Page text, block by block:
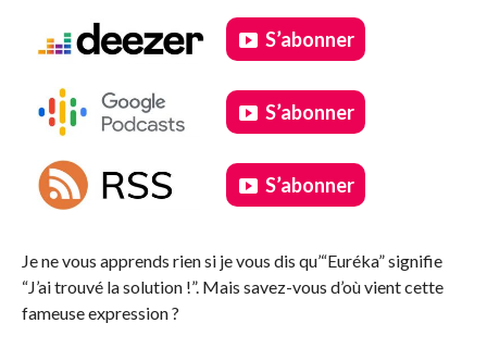
S’abonner
S’abonner
S’abonner
Je ne vous apprends rien si je vous dis qu’“Euréka” signifie
“J’ai trouvé la solution !”. Mais savez-vous d’où vient cette
fameuse expression ?